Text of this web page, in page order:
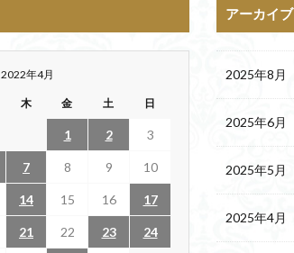
2022年4月
木 金 土 日
1 2 3
7 8 9 10
14 15 16 17
21 22 23 24
アーカイブ
2025年8月
2025年6月
2025年5月
2025年4月